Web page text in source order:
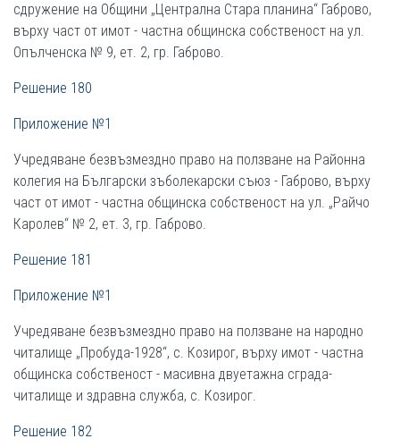
сдружение на Общини „Централна Стара планина“ Габрово,
върху част от имот - частна общинска собственост на ул.
Опълченска № 9, ет. 2, гр. Габрово.
Решение 180
Приложение №1
Учредяване безвъзмездно право на ползване на Районна
колегия на Български зъболекарски съюз - Габрово, върху
част от имот - частна общинска собственост на ул. „Райчо
Каролев“ № 2, ет. 3, гр. Габрово.
Решение 181
Приложение №1
Учредяване безвъзмездно право на ползване на народно
читалище „Пробуда-1928“, с. Козирог, върху имот - частна
общинска собственост - масивна двуетажна сграда-
читалище и здравна служба, с. Козирог.
Решение 182